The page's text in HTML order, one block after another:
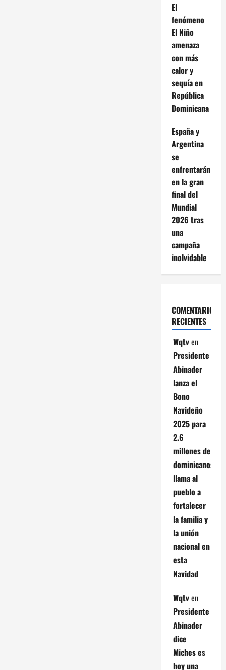
El
fenómeno
El Niño
amenaza
con más
calor y
sequía en
República
Dominicana
España y
Argentina
se
enfrentarán
en la gran
final del
Mundial
2026 tras
una
campaña
inolvidable
COMENTARIOS
RECIENTES
Wqtven
Presidente
Abinader
lanza el
Bono
Navideño
2025 para
2.6
millones de
dominicanos;
llama al
pueblo a
fortalecer
la familia y
la unión
nacional en
esta
Navidad
Wqtven
Presidente
Abinader
dice
Miches es
hoy una